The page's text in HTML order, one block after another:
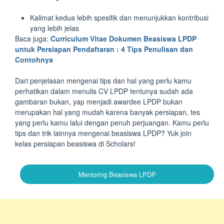
Kalimat kedua lebih spesifik dan menunjukkan kontribusi
yang lebih jelas
Baca juga: Curriculum Vitae Dokumen Beasiswa LPDP
untuk Persiapan Pendaftaran : 4 Tips Penulisan dan
Contohnya
Dari penjelasan mengenai tips dan hal yang perlu kamu
perhatikan dalam menulis CV LPDP tentunya sudah ada
gambaran bukan, yap menjadi awardee LPDP bukan
merupakan hal yang mudah karena banyak persiapan, tes
yang perlu kamu lalui dengan penuh perjuangan. Kamu perlu
tips dan trik lainnya mengenai beasiswa LPDP? Yuk join
kelas persiapan beasiswa di Scholars!
Mentoring Beasiswa LPDP